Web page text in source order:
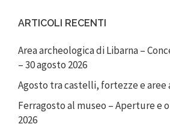
ARTICOLI RECENTI
Area archeologica di Libarna –
– 30 agosto 2026
Agosto tra castelli, fortezze e aree
Ferragosto al museo – Aperture e
2026